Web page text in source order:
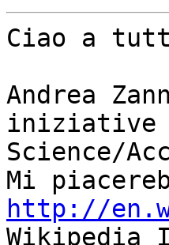
Ciao a
Andrea
iniziative
Science/
http://
Wikipedia